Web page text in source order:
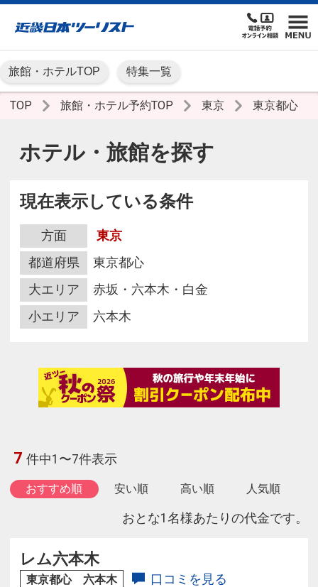
旅館・ホテルTOP 特集一覧
TOP 旅館・ホテル予約TOP 東京 東京都心
ホテル・旅館を探す
現在表示している条件
方面
東京
都道府県
東京都心
大エリア
赤坂・六本木・白金
小エリア
六本木
7 件中1〜7件表示
おすすめ順 安い順 高い順 人気順
おとな1名様あたりの代金です。
レム六本木
東京都心 六本木 口コミを見る